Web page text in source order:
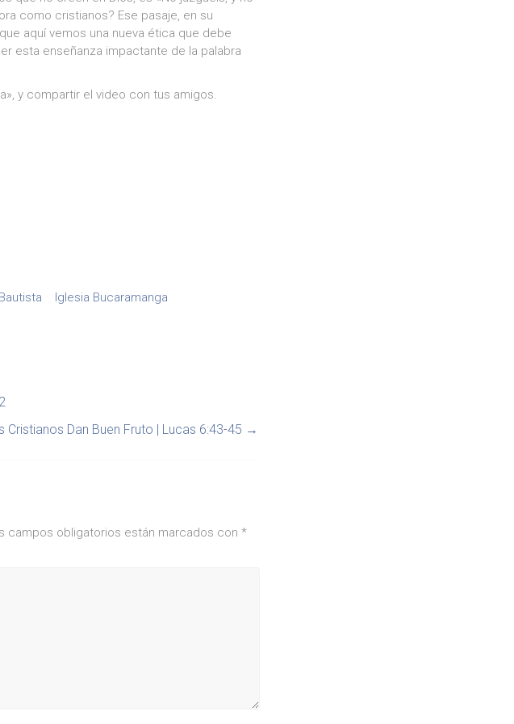
como cristianos? Ese pasaje, en su
aquí vemos una nueva ética que debe
esta enseñanza impactante de la palabra
y compartir el video con tus amigos.
Iglesia Bucaramanga
Cristianos Dan Buen Fruto | Lucas 6:43-45 →
campos obligatorios están marcados con *